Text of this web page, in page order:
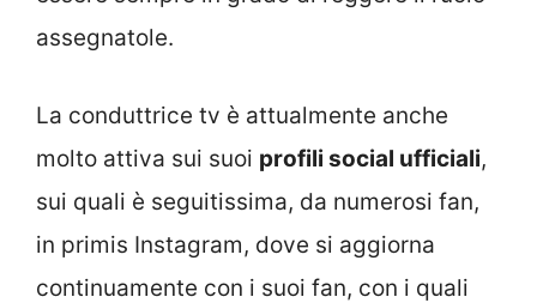
assegnatole.
La conduttrice tv è attualmente anche
molto attiva sui suoi profili social ufficiali,
sui quali è seguitissima, da numerosi fan,
in primis Instagram, dove si aggiorna
continuamente con i suoi fan, con i quali